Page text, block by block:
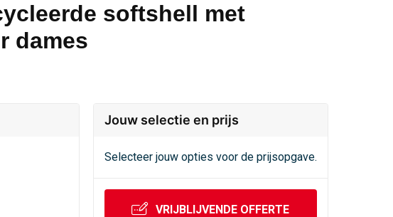
softshell met
dames
Jouw selectie en prijs
Selecteer jouw opties voor de prijsopgave.
VRIJBLIJVENDE OFFERTE